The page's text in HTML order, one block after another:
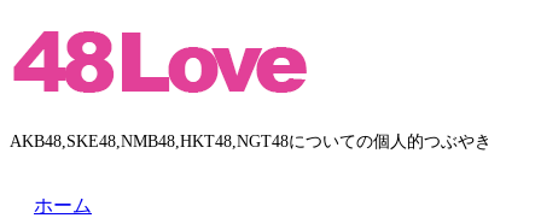
AKB48,SKE48,NMB48,HKT48,NGT48についての個人的つぶやき
ホーム